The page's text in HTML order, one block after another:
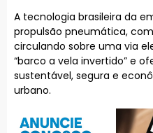
A tecnologia brasileira da
propulsão pneumática,
circulando sobre uma via
“barco a vela invertido” e
sustentável, segura e
urbano.